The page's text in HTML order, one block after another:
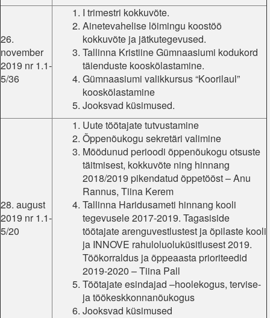
26.
november
2019 nr 1.1-
5/36
I trimestri kokkuvõte.
Ainetevahelise lõimingu koostöö
kokkuvõte ja jätkutegevused.
Tallinna Kristiine Gümnaasiumi kodukord
täienduste kooskõlastamine.
Gümnaasiumi valikkursus “Koorilaul”
kooskõlastamine
Jooksvad küsimused.
28. august
2019 nr 1.1-
5/20
Uute töötajate tutvustamine
Õppenõukogu sekretäri valimine
Möödunud perioodi õppenõukogu otsuste
täitmisest, kokkuvõte ning hinnang
2018/2019 pikendatud õppetööst – Anu
Rannus, Tiina Kerem
Tallinna Haridusameti hinnang kooli
tegevusele 2017-2019. Tagasiside
töötajate arenguvestlustest ja õpilaste kooli
ja INNOVE rahuloluoluküsitlusest 2019.
Töökorraldus ja õppeaasta prioriteedid
2019-2020 – Tiina Pall
Töötajate esindajad –hoolekogus, tervise-
ja töökeskkonnanõukogus
Jooksvad küsimused